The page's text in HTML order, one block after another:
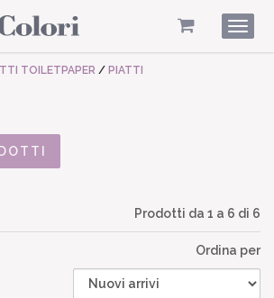
TOILETPAPER / PIATTI
Prodotti da 1 a 6 di 6
Ordina per